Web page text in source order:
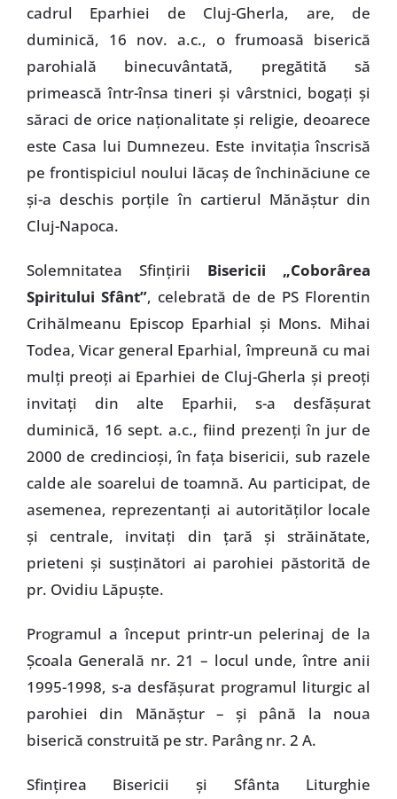
cadrul Eparhiei de Cluj-Gherla, are, de
duminică, 16 nov. a.c., o frumoasă biserică
parohială binecuvântată, pregătită să
primească într-însa tineri şi vârstnici, bogaţi şi
săraci de orice naţionalitate şi religie, deoarece
este Casa lui Dumnezeu. Este invitaţia înscrisă
pe frontispiciul noului lăcaş de închinăciune ce
şi-a deschis porţile în cartierul Mănăştur din
Cluj-Napoca.
Solemnitatea Sfinţirii Bisericii „Coborârea
Spiritului Sfânt”, celebrată de de PS Florentin
Crihălmeanu Episcop Eparhial şi Mons. Mihai
Todea, Vicar general Eparhial, împreună cu mai
mulţi preoţi ai Eparhiei de Cluj-Gherla şi preoţi
invitaţi din alte Eparhii, s-a desfăşurat
duminică, 16 sept. a.c., fiind prezenţi în jur de
2000 de credincioşi, în faţa bisericii, sub razele
calde ale soarelui de toamnă. Au participat, de
asemenea, reprezentanţi ai autorităţilor locale
şi centrale, invitaţi din ţară şi străinătate,
prieteni şi susţinători ai parohiei păstorită de
pr. Ovidiu Lăpuşte.
Programul a început printr-un pelerinaj de la
Şcoala Generală nr. 21 – locul unde, între anii
1995-1998, s-a desfăşurat programul liturgic al
parohiei din Mănăştur – şi până la noua
biserică construită pe str. Parâng nr. 2 A.
Sfinţirea Bisericii şi Sfânta Liturghie